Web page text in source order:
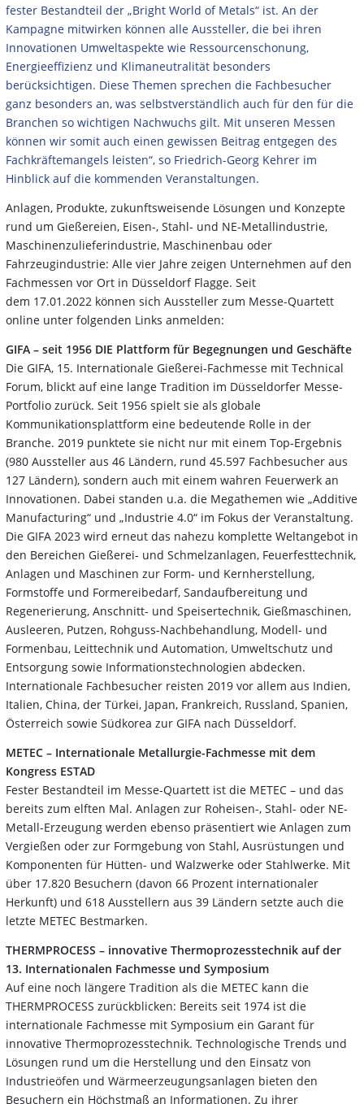
fester Bestandteil der „Bright World of Metals“ ist. An der
Kampagne mitwirken können alle Aussteller, die bei ihren
Innovationen Umweltaspekte wie Ressourcenschonung,
Energieeffizienz und Klimaneutralität besonders
berücksichtigen. Diese Themen sprechen die Fachbesucher
ganz besonders an, was selbstverständlich auch für den für die
Branchen so wichtigen Nachwuchs gilt. Mit unseren Messen
können wir somit auch einen gewissen Beitrag entgegen des
Fachkräftemangels leisten“, so Friedrich-Georg Kehrer im
Hinblick auf die kommenden Veranstaltungen.
Anlagen, Produkte, zukunftsweisende Lösungen und Konzepte
rund um Gießereien, Eisen-, Stahl- und NE-Metallindustrie,
Maschinenzulieferindustrie, Maschinenbau oder
Fahrzeugindustrie: Alle vier Jahre zeigen Unternehmen auf den
Fachmessen vor Ort in Düsseldorf Flagge. Seit
dem 17.01.2022 können sich Aussteller zum Messe-Quartett
online unter folgenden Links anmelden:
GIFA – seit 1956 DIE Plattform für Begegnungen und Geschäfte
Die GIFA, 15. Internationale Gießerei-Fachmesse mit Technical
Forum, blickt auf eine lange Tradition im Düsseldorfer Messe-
Portfolio zurück. Seit 1956 spielt sie als globale
Kommunikationsplattform eine bedeutende Rolle in der
Branche. 2019 punktete sie nicht nur mit einem Top-Ergebnis
(980 Aussteller aus 46 Ländern, rund 45.597 Fachbesucher aus
127 Ländern), sondern auch mit einem wahren Feuerwerk an
Innovationen. Dabei standen u.a. die Megathemen wie „Additive
Manufacturing“ und „Industrie 4.0“ im Fokus der Veranstaltung.
Die GIFA 2023 wird erneut das nahezu komplette Weltangebot in
den Bereichen Gießerei- und Schmelzanlagen, Feuerfesttechnik,
Anlagen und Maschinen zur Form- und Kernherstellung,
Formstoffe und Formereibedarf, Sandaufbereitung und
Regenerierung, Anschnitt- und Speisertechnik, Gießmaschinen,
Ausleeren, Putzen, Rohguss-Nachbehandlung, Modell- und
Formenbau, Leittechnik und Automation, Umweltschutz und
Entsorgung sowie Informationstechnologien abdecken.
Internationale Fachbesucher reisten 2019 vor allem aus Indien,
Italien, China, der Türkei, Japan, Frankreich, Russland, Spanien,
Österreich sowie Südkorea zur GIFA nach Düsseldorf.
METEC – Internationale Metallurgie-Fachmesse mit dem
Kongress ESTAD
Fester Bestandteil im Messe-Quartett ist die METEC – und das
bereits zum elften Mal. Anlagen zur Roheisen-, Stahl- oder NE-
Metall-Erzeugung werden ebenso präsentiert wie Anlagen zum
Vergießen oder zur Formgebung von Stahl, Ausrüstungen und
Komponenten für Hütten- und Walzwerke oder Stahlwerke. Mit
über 17.820 Besuchern (davon 66 Prozent internationaler
Herkunft) und 618 Ausstellern aus 39 Ländern setzte auch die
letzte METEC Bestmarken.
THERMPROCESS – innovative Thermoprozesstechnik auf der
13. Internationalen Fachmesse und Symposium
Auf eine noch längere Tradition als die METEC kann die
THERMPROCESS zurückblicken: Bereits seit 1974 ist die
internationale Fachmesse mit Symposium ein Garant für
innovative Thermoprozesstechnik. Technologische Trends und
Lösungen rund um die Herstellung und den Einsatz von
Industrieöfen und Wärmeerzeugungsanlagen bieten den
Besuchern ein Höchstmaß an Informationen. Zu ihrer